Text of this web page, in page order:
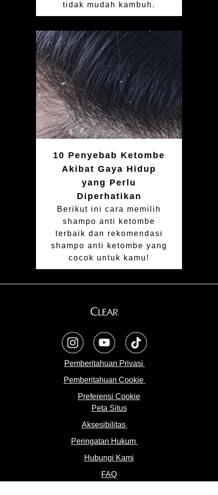
tidak mudah kambuh.
10 Penyebab Ketombe
Akibat Gaya Hidup
yang Perlu
Diperhatikan
Berikut ini cara memilih
shampo anti ketombe
terbaik dan rekomendasi
shampo anti ketombe yang
cocok untuk kamu!
opens in a new tab
opens in a new tabopens in a new tab
Pemberitahuan Privasi
Pemberitahuan Cookie
Preferensi Cookie
Peta Situs
Aksesibilitas
Peringatan Hukum
Hubungi Kami
FAQ